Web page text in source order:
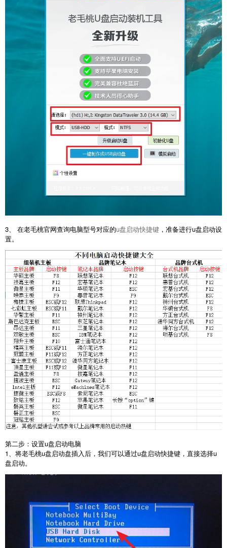
3、 在老毛桃官网查询电脑型号对应的u盘启动快捷键 ，准备进行u盘启动设
置。
第二步：设置u盘启动电脑
1、将老毛桃u盘启动盘插入后，我们可以通过u盘启动快捷键，直接选择u
盘启动。